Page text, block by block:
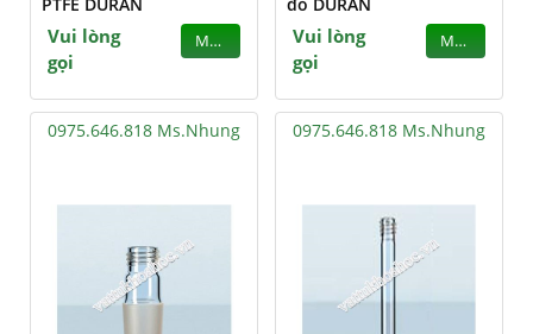
Vui lòng
gọi
MUA
Vui lòng
gọi
MUA
0975.646.818 Ms.Nhung 0975.646.818 Ms.Nhung